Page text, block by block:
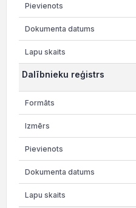
Dalībnieku reģistrs